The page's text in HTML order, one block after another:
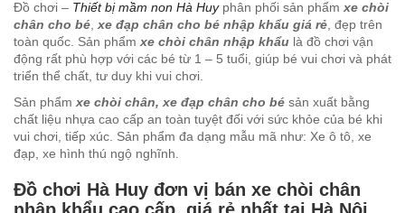
Đồ chơi – Thiết bị mầm non Hà Huyphân phối sản phẩmxe chòi
chân cho bé,xe đạp chân cho bé nhập khẩu giá rẻ, đẹp trên
toàn quốc. Sản phẩmxe chòi chân nhập khẩu là đồ chơi vận
động rất phù hợp với các bé từ 1 – 5 tuổi, giúp bé vui chơi và phát
triển thể chất, tư duy khi vui chơi.
Sản phẩm xe chòi chân, xe đạp chân cho bé sản xuất bằng
chất liệu nhựa cao cấp an toàn tuyệt đối với sức khỏe của bé khi
vui chơi, tiếp xúc. Sản phẩm đa dạng mẫu mã như: Xe ô tô, xe
đạp, xe hình thú ngộ nghĩnh.
Đồ chơi Hà Huy đơn vị bán xe chòi chân
nhập khẩu cao cấp, giá rẻ nhất tại Hà Nội